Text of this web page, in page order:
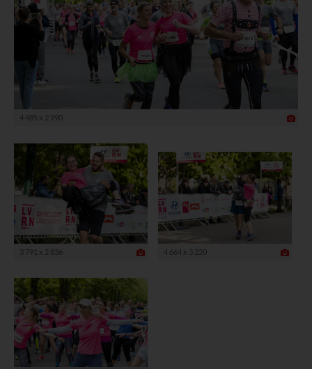
4 485 x 2 990
3 791 x 2 836 4 664 x 3 220